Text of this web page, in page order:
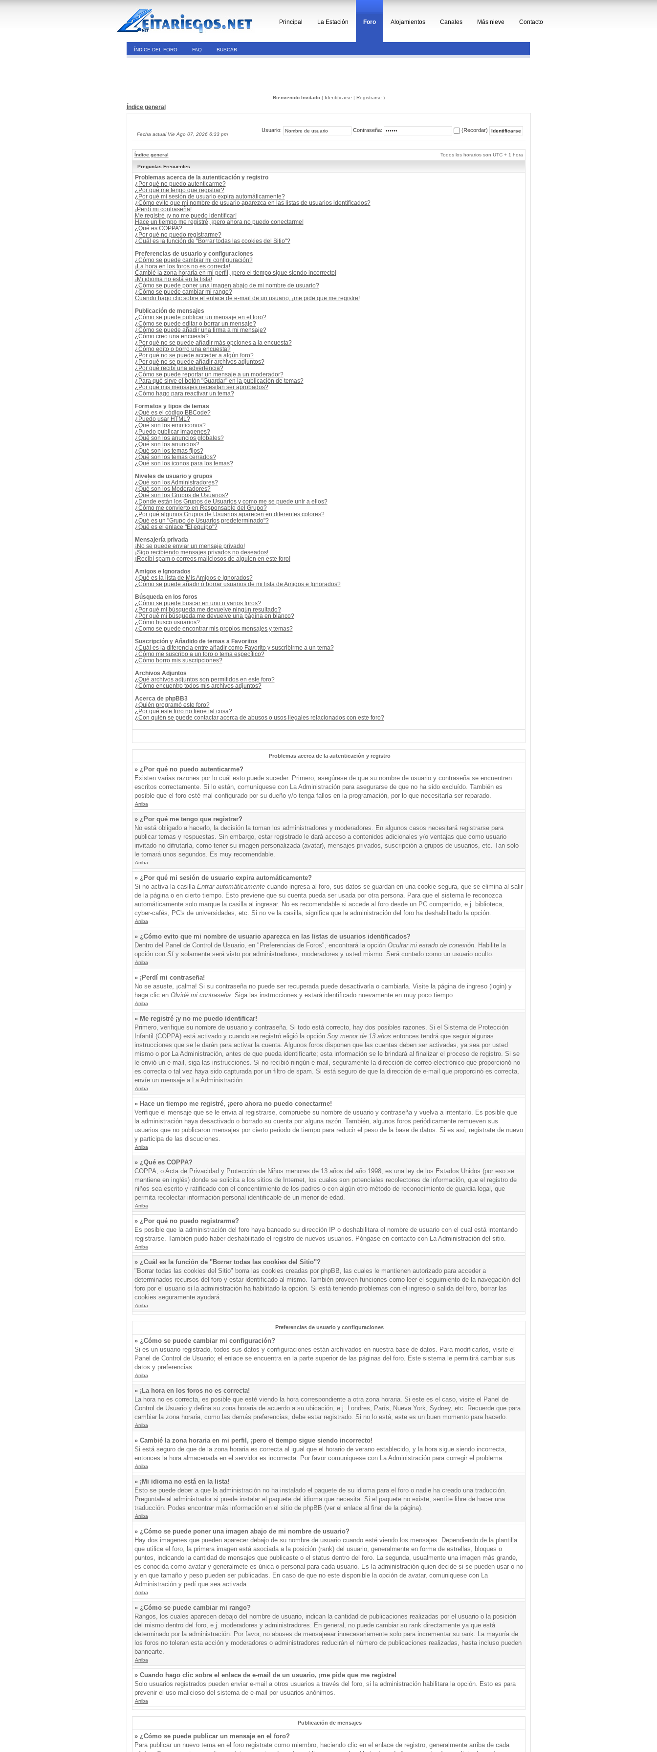
Principal La Estación Foro Alojamientos Canales Más nieve Contacto
ÍNDICE DEL FORO FAQ BUSCAR
Bienvenido Invitado( Identificarse | Registrarse )
Índice general
Fecha actual Vie Ago 07, 2026 6:33 pm
Usuario: Contraseña: (Recordar)
Índice general Todos los horarios son UTC + 1 hora
Preguntas Frecuentes
Problemas acerca de la autenticación y registro
¿Por qué no puedo autenticarme?
¿Por qué me tengo que registrar?
¿Por qué mi sesión de usuario expira automáticamente?
¿Cómo evito que mi nombre de usuario aparezca en las listas de usuarios identificados?
¡Perdí mi contraseña!
Me registré ¡y no me puedo identificar!
Hace un tiempo me registré, ¡pero ahora no puedo conectarme!
¿Qué es COPPA?
¿Por qué no puedo registrarme?
¿Cuál es la función de "Borrar todas las cookies del Sitio"?
Preferencias de usuario y configuraciones
¿Cómo se puede cambiar mi configuración?
¡La hora en los foros no es correcta!
Cambié la zona horaria en mi perfil, ¡pero el tiempo sigue siendo incorrecto!
¡Mi idioma no está en la lista!
¿Cómo se puede poner una imagen abajo de mi nombre de usuario?
¿Cómo se puede cambiar mi rango?
Cuando hago clic sobre el enlace de e-mail de un usuario, ¡me pide que me registre!
Publicación de mensajes
¿Cómo se puede publicar un mensaje en el foro?
¿Cómo se puede editar o borrar un mensaje?
¿Cómo se puede añadir una firma a mi mensaje?
¿Cómo creo una encuesta?
¿Por qué no se puede añadir más opciones a la encuesta?
¿Cómo edito o borro una encuesta?
¿Por qué no se puede acceder a algún foro?
¿Por qué no se puede añadir archivos adjuntos?
¿Por qué recibí una advertencia?
¿Cómo se puede reportar un mensaje a un moderador?
¿Para qué sirve el botón "Guardar" en la publicación de temas?
¿Por qué mis mensajes necesitan ser aprobados?
¿Cómo hago para reactivar un tema?
Formatos y tipos de temas
¿Qué es el código BBCode?
¿Puedo usar HTML?
¿Qué son los emoticonos?
¿Puedo publicar imagenes?
¿Qué son los anuncios globales?
¿Qué son los anuncios?
¿Qué son los temas fijos?
¿Qué son los temas cerrados?
¿Qué son los iconos para los temas?
Niveles de usuario y grupos
¿Qué son los Administradores?
¿Qué son los Moderadores?
¿Qué son los Grupos de Usuarios?
¿Donde están los Grupos de Usuarios y como me se puede unir a ellos?
¿Cómo me convierto en Responsable del Grupo?
¿Por qué algunos Grupos de Usuarios aparecen en diferentes colores?
¿Qué es un "Grupo de Usuarios predeterminado"?
¿Qué es el enlace "El equipo"?
Mensajería privada
¡No se puede enviar un mensaje privado!
¡Sigo recibiendo mensajes privados no deseados!
¡Recibí spam o correos maliciosos de alguien en este foro!
Amigos e Ignorados
¿Qué es la lista de Mis Amigos e Ignorados?
¿Cómo se puede añadir ó borrar usuarios de mi lista de Amigos e Ignorados?
Búsqueda en los foros
¿Cómo se puede buscar en uno o varios foros?
¿Por qué mi búsqueda me devuelve ningún resultado?
¿Por qué mi búsqueda me devuelve una página en blanco?
¿Cómo busco usuarios?
¿Como se puede encontrar mis propios mensajes y temas?
Suscripción y Añadido de temas a Favoritos
¿Cuál es la diferencia entre añadir como Favorito y suscribirme a un tema?
¿Cómo me suscribo a un foro o tema específico?
¿Cómo borro mis suscripciones?
Archivos Adjuntos
¿Qué archivos adjuntos son permitidos en este foro?
¿Cómo encuentro todos mis archivos adjuntos?
Acerca de phpBB3
¿Quién programó este foro?
¿Por qué este foro no tiene tal cosa?
¿Con quién se puede contactar acerca de abusos o usos ilegales relacionados con este foro?
Problemas acerca de la autenticación y registro
» ¿Por qué no puedo autenticarme?
Existen varias razones por lo cuál esto puede suceder. Primero, asegúrese de que su nombre de usuario y contraseña se encuentren
escritos correctamente. Si lo están, comuníquese con La Administración para asegurarse de que no ha sido excluído. También es
posible que el foro esté mal configurado por su dueño y/o tenga fallos en la programación, por lo que necesitaría ser reparado.
Arriba
» ¿Por qué me tengo que registrar?
No está obligado a hacerlo, la decisión la toman los administradores y moderadores. En algunos casos necesitará registrarse para
publicar temas y respuestas. Sin embargo, estar registrado le dará acceso a contenidos adicionales y/o ventajas que como usuario
invitado no difrutaría, como tener su imagen personalizada (avatar), mensajes privados, suscripción a grupos de usuarios, etc. Tan solo
le tomará unos segundos. Es muy recomendable.
Arriba
» ¿Por qué mi sesión de usuario expira automáticamente?
Si no activa la casilla Entrar automáticamentecuando ingresa al foro, sus datos se guardan en una cookie segura, que se elimina al salir
de la página o en cierto tiempo. Esto previene que su cuenta pueda ser usada por otra persona. Para que el sistema le reconozca
automáticamente solo marque la casilla al ingresar. No es recomendable si accede al foro desde un PC compartido, e.j. biblioteca,
cyber-cafés, PC's de universidades, etc. Si no ve la casilla, significa que la administración del foro ha deshabilitado la opción.
Arriba
» ¿Cómo evito que mi nombre de usuario aparezca en las listas de usuarios identificados?
Dentro del Panel de Control de Usuario, en "Preferencias de Foros", encontrará la opción Ocultar mi estado de conexión. Habilite la
opción con SIy solamente será visto por administradores, moderadores y usted mismo. Será contado como un usuario oculto.
Arriba
» ¡Perdí mi contraseña!
No se asuste, ¡calma! Si su contraseña no puede ser recuperada puede desactivarla o cambiarla. Visite la página de ingreso (login) y
haga clic en Olvidé mi contraseña. Siga las instrucciones y estará identificado nuevamente en muy poco tiempo.
Arriba
» Me registré ¡y no me puedo identificar!
Primero, verifique su nombre de usuario y contraseña. Si todo está correcto, hay dos posibles razones. Si el Sistema de Protección
Infantil (COPPA) está activado y cuando se registró eligió la opción Soy menor de 13 años entonces tendrá que seguir algunas
instrucciones que se le darán para activar la cuenta. Algunos foros disponen que las cuentas deben ser activadas, ya sea por usted
mismo o por La Administración, antes de que pueda identificarte; esta información se le brindará al finalizar el proceso de registro. Si se
le envió un e-mail, siga las instrucciones. Si no recibió ningún e-mail, seguramente la dirección de correo electrónico que proporcionó no
es correcta o tal vez haya sido capturada por un filtro de spam. Si está seguro de que la dirección de e-mail que proporcinó es correcta,
envíe un mensaje a La Administración.
Arriba
» Hace un tiempo me registré, ¡pero ahora no puedo conectarme!
Verifique el mensaje que se le envia al registrarse, compruebe su nombre de usuario y contraseña y vuelva a intentarlo. Es posible que
la administración haya desactivado o borrado su cuenta por alguna razón. También, algunos foros periódicamente remueven sus
usuarios que no publicaron mensajes por cierto periodo de tiempo para reducir el peso de la base de datos. Si es así, registrate de nuevo
y participa de las discuciones.
Arriba
» ¿Qué es COPPA?
COPPA, o Acta de Privacidad y Protección de Niños menores de 13 años del año 1998, es una ley de los Estados Unidos (por eso se
mantiene en inglés) donde se solicita a los sitios de Internet, los cuales son potenciales recolectores de información, que el registro de
niños sea escrito y ratificado con el concentimiento de los padres o con algún otro método de reconocimiento de guardia legal, que
permita recolectar información personal identificable de un menor de edad.
Arriba
» ¿Por qué no puedo registrarme?
Es posible que la administración del foro haya baneado su dirección IP o deshabilitara el nombre de usuario con el cual está intentando
registrarse. También pudo haber deshabilitado el registro de nuevos usuarios. Póngase en contacto con La Administración del sitio.
Arriba
» ¿Cuál es la función de "Borrar todas las cookies del Sitio"?
"Borrar todas las cookies del Sitio" borra las cookies creadas por phpBB, las cuales le mantienen autorizado para acceder a
determinados recursos del foro y estar identificado al mismo. También proveen funciones como leer el seguimiento de la navegación del
foro por el usuario si la administración ha habilitado la opción. Si está teniendo problemas con el ingreso o salida del foro, borrar las
cookies seguramente ayudará.
Arriba
Preferencias de usuario y configuraciones
» ¿Cómo se puede cambiar mi configuración?
Si es un usuario registrado, todos sus datos y configuraciones están archivados en nuestra base de datos. Para modificarlos, visite el
Panel de Control de Usuario; el enlace se encuentra en la parte superior de las páginas del foro. Este sistema le permitirá cambiar sus
datos y preferencias.
Arriba
» ¡La hora en los foros no es correcta!
La hora no es correcta, es posible que esté viendo la hora correspondiente a otra zona horaria. Si este es el caso, visite el Panel de
Control de Usuario y defina su zona horaria de acuerdo a su ubicación, e.j. Londres, París, Nueva York, Sydney, etc. Recuerde que para
cambiar la zona horaria, como las demás preferencias, debe estar registrado. Si no lo está, este es un buen momento para hacerlo.
Arriba
» Cambié la zona horaria en mi perfil, ¡pero el tiempo sigue siendo incorrecto!
Si está seguro de que de la zona horaria es correcta al igual que el horario de verano establecido, y la hora sigue siendo incorrecta,
entonces la hora almacenada en el servidor es incorrecta. Por favor comuniquese con La Administración para corregir el problema.
Arriba
» ¡Mi idioma no está en la lista!
Esto se puede deber a que la administración no ha instalado el paquete de su idioma para el foro o nadie ha creado una traducción.
Preguntale al administrador si puede instalar el paquete del idioma que necesita. Si el paquete no existe, sentíte libre de hacer una
traducción. Podes encontrar más información en el sitio de phpBB (ver el enlace al final de la página).
Arriba
» ¿Cómo se puede poner una imagen abajo de mi nombre de usuario?
Hay dos imagenes que pueden aparecer debajo de su nombre de usuario cuando esté viendo los mensajes. Dependiendo de la plantilla
que utilice el foro, la primera imagen está asociada a la posición (rank) del usuario, generalmente en forma de estrellas, bloques o
puntos, indicando la cantidad de mensajes que publicaste o el status dentro del foro. La segunda, usualmente una imagen más grande,
es conocida como avatar y generalmete es única o personal para cada usuario. Es la administración quien decide si se pueden usar o no
y en que tamaño y peso pueden ser publicadas. En caso de que no este disponible la opción de avatar, comuniquese con La
Administración y pedí que sea activada.
Arriba
» ¿Cómo se puede cambiar mi rango?
Rangos, los cuales aparecen debajo del nombre de usuario, indican la cantidad de publicaciones realizadas por el usuario o la posición
del mismo dentro del foro, e.j. moderadores y administradores. En general, no puede cambiar su rank directamente ya que está
determinado por la administración. Por favor, no abuses de mensajeear innecesariamente solo para incrementar su rank. La mayoría de
los foros no toleran esta acción y moderadores o administradores reducirán el número de publicaciones realizadas, hasta incluso pueden
bannearte.
Arriba
» Cuando hago clic sobre el enlace de e-mail de un usuario, ¡me pide que me registre!
Solo usuarios registrados pueden enviar e-mail a otros usuarios a través del foro, si la administración habilitara la opción. Esto es para
prevenir el uso malicioso del sistema de e-mail por usuarios anónimos.
Arriba
Publicación de mensajes
» ¿Cómo se puede publicar un mensaje en el foro?
Para publicar un nuevo tema en el foro registrate como miembro, haciendo clic en el enlace de registro, generalmente arriba de cada